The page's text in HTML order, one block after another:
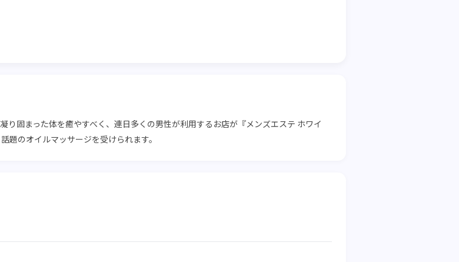
り固まった体を癒やすべく、連日多くの男性が利用するお店が『メンズエステ ホワイ
題のオイルマッサージを受けられます。